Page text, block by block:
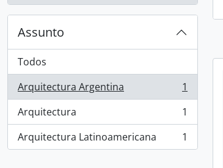
Assunto
Todos
Arquitectura Argentina
, 1 resultados
1
Arquitectura
, 1 resultados
1
Arquitectura Latinoamericana
, 1 resultados 1